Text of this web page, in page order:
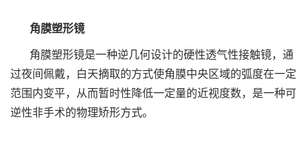
角膜塑形镜
角膜塑形镜是一种逆几何设计的硬性透气性接触镜，通
过夜间佩戴，白天摘取的方式使角膜中央区域的弧度在一定
范围内变平，从而暂时性降低一定量的近视度数，是一种可
逆性非手术的物理矫形方式。